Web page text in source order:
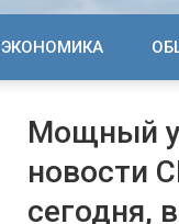
ЭКОНОМИКА
Мощный
новости
сегодня,